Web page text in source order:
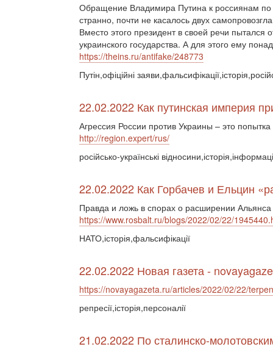
Обращение Владимира Путина к россиянам
странно, почти не касалось двух
Вместо этого президент в своей речи пытался
украинского государства. А для этого ему
https://theins.ru/antifake/248773
Путін,офіційні
22.02.2022 Как путинская империя
Агрессия России против Украины – это
http://region.expert/rus/
російсько-українські
22.02.2022 Как Горбачев и Ельцин
Правда и ложь в спорах о расширении Альянса
https://www.rosbalt.ru/blogs/2022/02/22/
НАТО,історія,фальсифікації
22.02.2022 Новая газета -
https://novayagazeta.ru/articles/2022/02/22/
репресії,історія,персоналії
21.02.2022 По сталинско-